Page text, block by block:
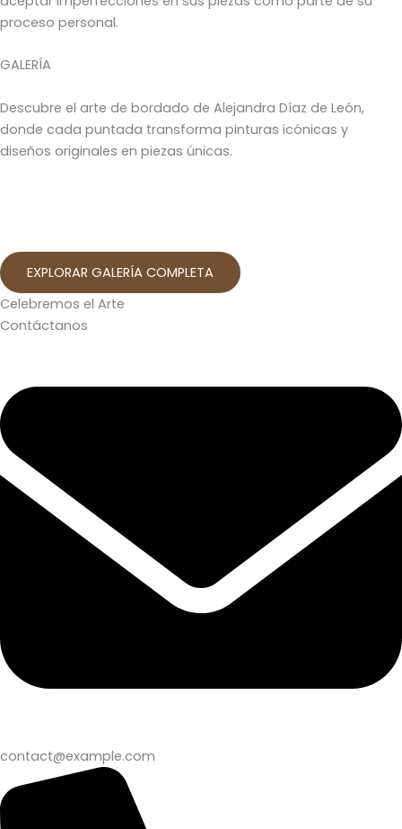
proceso personal.
GALERÍA
Descubre el arte de bordado de Alejandra Díaz de León,
donde cada puntada transforma pinturas icónicas y
diseños originales en piezas únicas.
EXPLORAR GALERÍA COMPLETA
Celebremos el Arte
Contáctanos
contact@example.com